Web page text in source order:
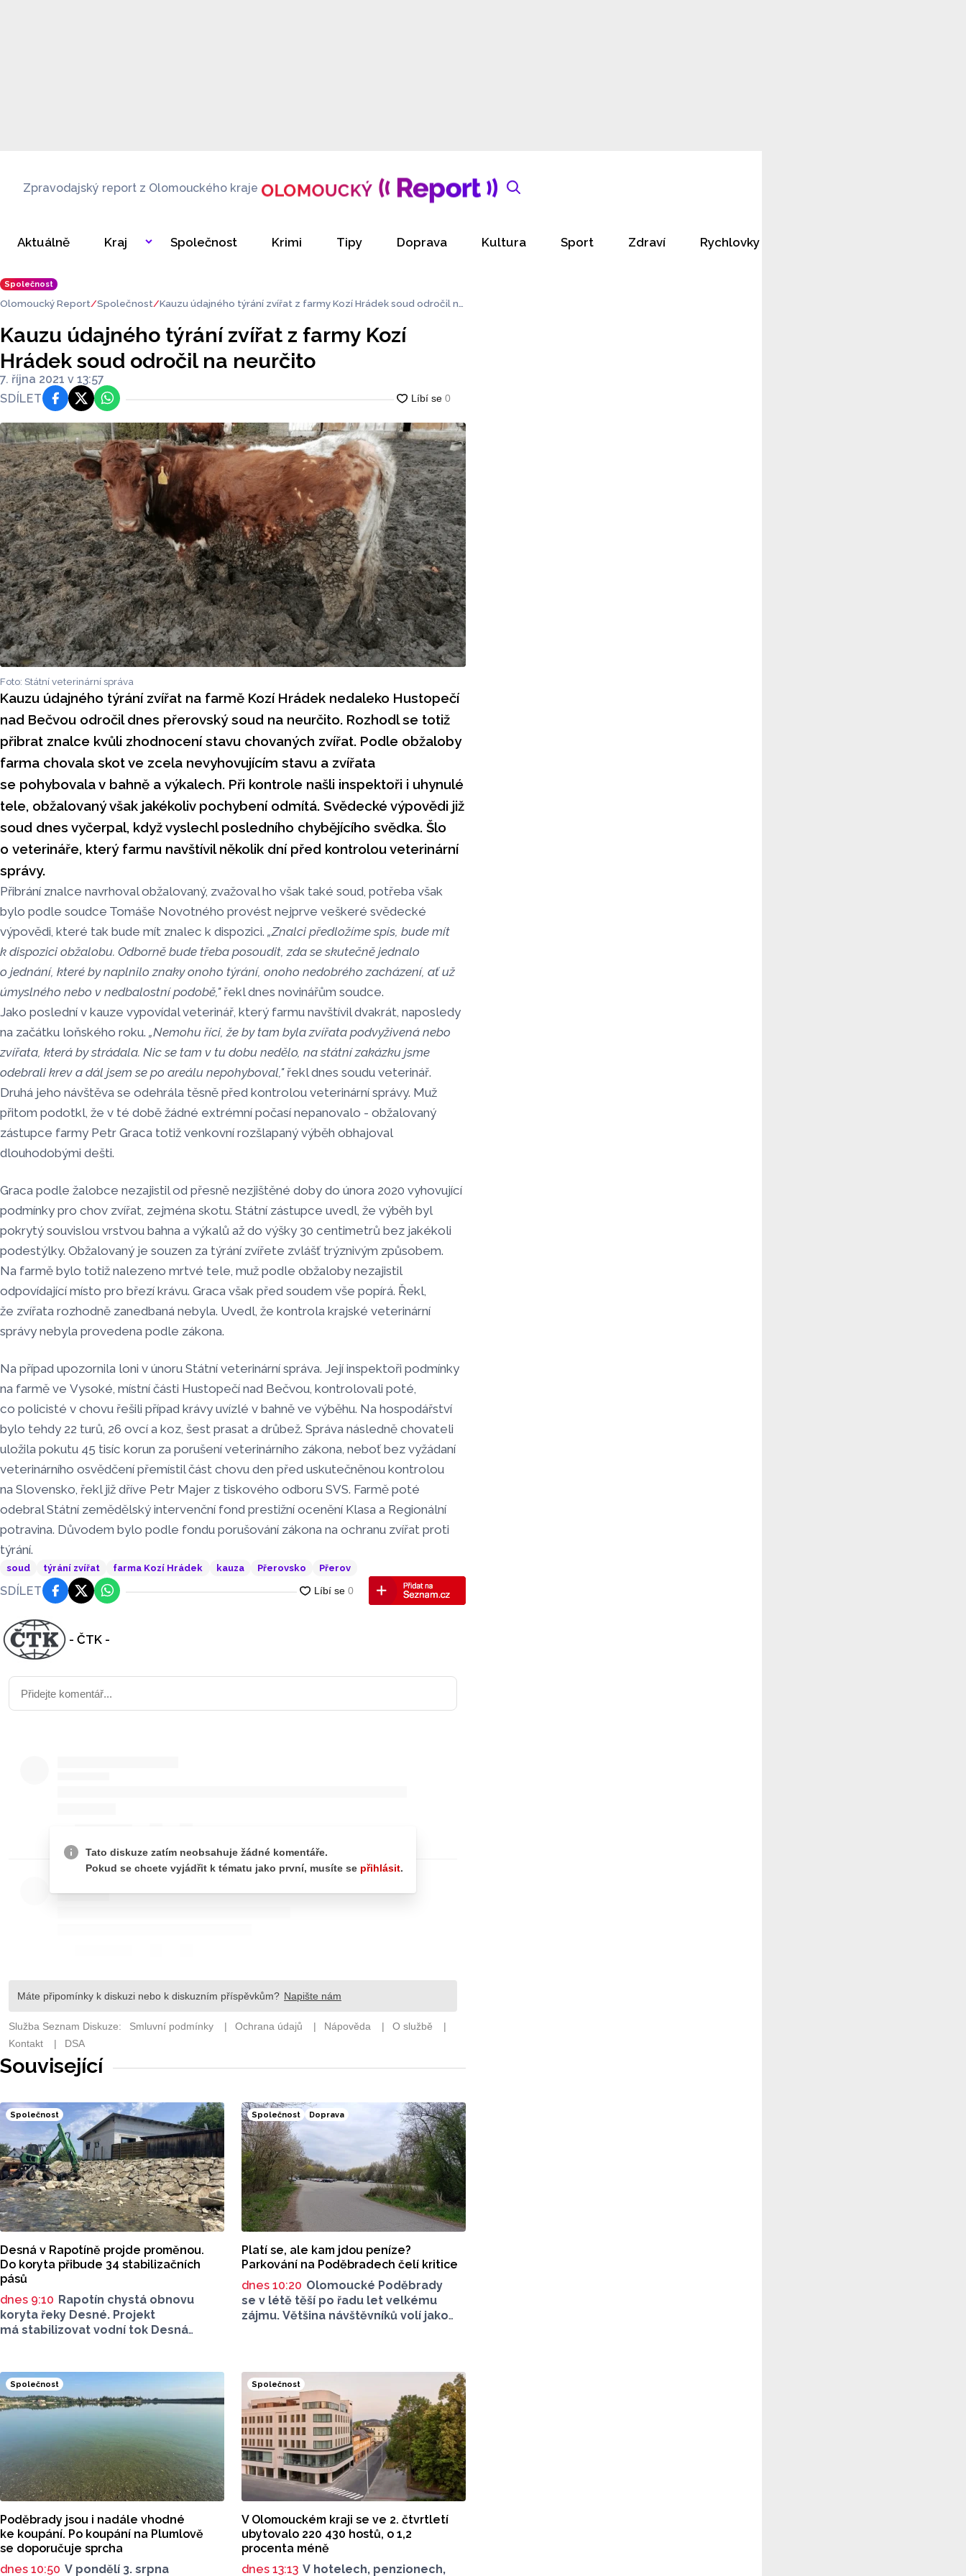
Zpravodajský report z Olomouckého kraje
Aktuálně Kraj Společnost Krimi Tipy Doprava Kultura Sport Zdraví Rychlovky
Společnost
Olomoucký Report Společnost
Kauzu údajného týrání zvířat z farmy Kozí Hrádek soud odročil na
Kauzu údajného týrání zvířat z farmy Kozí
Hrádek soud odročil na neurčito
7. října 2021 v 13:57
SDÍLET
FacebookPlatforma X
WhatsApp
Foto: Státní veterinární správa
Kauzu údajného týrání zvířat na farmě Kozí Hrádek nedaleko Hustopečí
nad Bečvou odročil dnes přerovský soud na neurčito. Rozhodl se totiž
přibrat znalce kvůli zhodnocení stavu chovaných zvířat. Podle obžaloby
farma chovala skot ve zcela nevyhovujícím stavu a zvířata
se pohybovala v bahně a výkalech. Při kontrole našli inspektoři i uhynulé
tele, obžalovaný však jakékoliv pochybení odmítá. Svědecké výpovědi již
soud dnes vyčerpal, když vyslechl posledního chybějícího svědka. Šlo
o veterináře, který farmu navštívil několik dní před kontrolou veterinární
správy.
Přibrání znalce navrhoval obžalovaný, zvažoval ho však také soud, potřeba však
bylo podle soudce Tomáše Novotného provést nejprve veškeré svědecké
výpovědi, které tak bude mít znalec k dispozici. „Znalci předložíme spis, bude mít
k dispozici obžalobu. Odborně bude třeba posoudit, zda se skutečně jednalo
o jednání, které by naplnilo znaky onoho týrání, onoho nedobrého zacházení, ať už
úmyslného nebo v nedbalostní podobě,"řekl dnes novinářům soudce.
Jako poslední v kauze vypovídal veterinář, který farmu navštívil dvakrát, naposledy
na začátku loňského roku. „Nemohu říci, že by tam byla zvířata podvyživená nebo
zvířata, která by strádala. Nic se tam v tu dobu nedělo, na státní zakázku jsme
odebrali krev a dál jsem se po areálu nepohyboval,"řekl dnes soudu veterinář.
Druhá jeho návštěva se odehrála těsně před kontrolou veterinární správy. Muž
přitom podotkl, že v té době žádné extrémní počasí nepanovalo - obžalovaný
zástupce farmy Petr Graca totiž venkovní rozšlapaný výběh obhajoval
dlouhodobými dešti.
Graca podle žalobce nezajistil od přesně nezjištěné doby do února 2020 vyhovující
podmínky pro chov zvířat, zejména skotu. Státní zástupce uvedl, že výběh byl
pokrytý souvislou vrstvou bahna a výkalů až do výšky 30 centimetrů bez jakékoli
podestýlky. Obžalovaný je souzen za týrání zvířete zvlášť trýznivým způsobem.
Na farmě bylo totiž nalezeno mrtvé tele, muž podle obžaloby nezajistil
odpovídající místo pro březí krávu. Graca však před soudem vše popírá. Řekl,
že zvířata rozhodně zanedbaná nebyla. Uvedl, že kontrola krajské veterinární
správy nebyla provedena podle zákona.
Na případ upozornila loni v únoru Státní veterinární správa. Její inspektoři podmínky
na farmě ve Vysoké, místní části Hustopečí nad Bečvou, kontrolovali poté,
co policisté v chovu řešili případ krávy uvízlé v bahně ve výběhu. Na hospodářství
bylo tehdy 22 turů, 26 ovcí a koz, šest prasat a drůbež. Správa následně chovateli
uložila pokutu 45 tisíc korun za porušení veterinárního zákona, neboť bez vyžádaní
veterinárního osvědčení přemístil část chovu den před uskutečněnou kontrolou
na Slovensko, řekl již dříve Petr Majer z tiskového odboru SVS. Farmě poté
odebral Státní zemědělský intervenční fond prestižní ocenění Klasa a Regionální
potravina. Důvodem bylo podle fondu porušování zákona na ochranu zvířat proti
týrání.
soud týrání zvířat farma Kozí Hrádek kauza Přerovsko Přerov
SDÍLET FacebookPlatforma X
WhatsApp
- ČTK -
Související
Společnost
Desná v Rapotíně projde proměnou.
Do koryta přibude 34 stabilizačních
pásů
dnes 9:10 Rapotín chystá obnovu
koryta řeky Desné. Projekt
má stabilizovat vodní tok Desná
úseky koryta. Samotná stavba bude
rozdělená do šesti samostatných
stavebních projektů.
Společnost Doprava
Platí se, ale kam jdou peníze?
Parkování na Poděbradech čelí kritice
dnes 10:20 Olomoucké Poděbrady
se v létě těší po řadu let velkému
zájmu. Většina návštěvníků volí jako
rezonuje. Na konci června vznikla
na Facebooku stránka s názvem
Poděbrady bez závor a nelegálního
parkovného, která upozorňuje
na nevyhovujcí situaci s parkováním
u oblíbeného olomouckého letoviska.
Za iniciativou stojí zastupitel města
Olomouce, na jeho přání nebudeme
uvádět jeho identitu.
Společnost
Poděbrady jsou i nadále vhodné
ke koupání. Po koupání na Plumlově
se doporučuje sprcha
dnes 10:50 V pondělí 3. srpna
Společnost
V Olomouckém kraji se ve 2. čtvrtletí
ubytovalo 220 430 hostů, o 1,2
procenta méně
dnes 13:13 V hotelech, penzionech,